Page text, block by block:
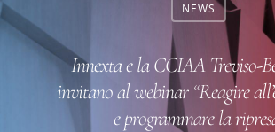
NEWS
Innexta e la CCIAA Treviso-
invitano al webinar “Reagire
e programmare la